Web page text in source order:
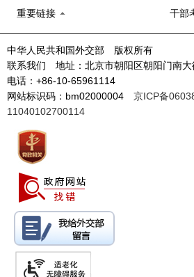
重要链接 干部
中华人民共和国外交部 版权所有
联系我们 地址：北京市朝阳区朝阳门南
电话：+86-10-65961114
网站标识码：bm02000004 京ICP备
11040102700114